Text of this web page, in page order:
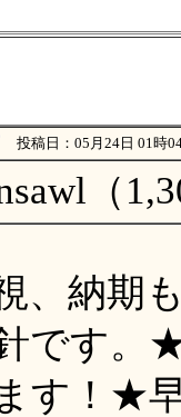
投稿日：05月24日 01時
（
、納期
です。
す！★